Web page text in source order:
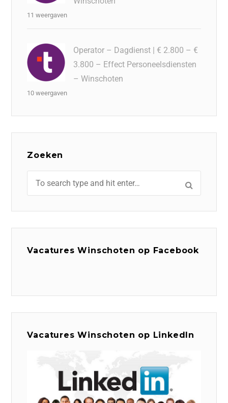
11 weergaven
Operator – Dagdienst | € 2.800 – €
3.800 – Effect Personeelsdiensten
– Winschoten
10 weergaven
Zoeken
Vacatures Winschoten op Facebook
Vacatures Winschoten op LinkedIn